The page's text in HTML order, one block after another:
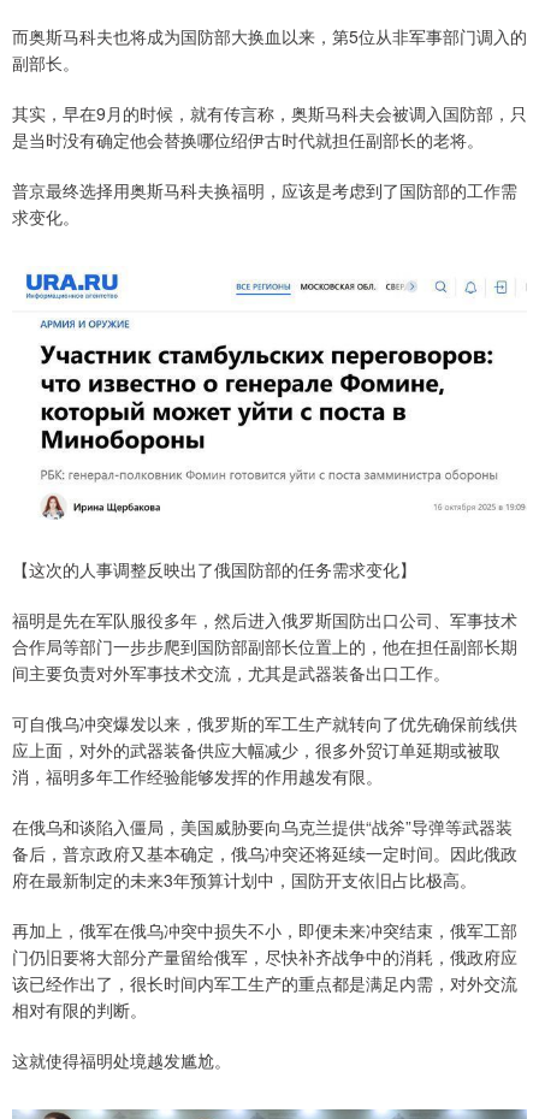
而奥斯马科夫也将成为国防部大换血以来，第5位从非军事部门调入的
副部长。
其实，早在9月的时候，就有传言称，奥斯马科夫会被调入国防部，只
是当时没有确定他会替换哪位绍伊古时代就担任副部长的老将。
普京最终选择用奥斯马科夫换福明，应该是考虑到了国防部的工作需
求变化。
【这次的人事调整反映出了俄国防部的任务需求变化】
福明是先在军队服役多年，然后进入俄罗斯国防出口公司、军事技术
合作局等部门一步步爬到国防部副部长位置上的，他在担任副部长期
间主要负责对外军事技术交流，尤其是武器装备出口工作。
可自俄乌冲突爆发以来，俄罗斯的军工生产就转向了优先确保前线供
应上面，对外的武器装备供应大幅减少，很多外贸订单延期或被取
消，福明多年工作经验能够发挥的作用越发有限。
在俄乌和谈陷入僵局，美国威胁要向乌克兰提供“战斧”导弹等武器装
备后，普京政府又基本确定，俄乌冲突还将延续一定时间。因此俄政
府在最新制定的未来3年预算计划中，国防开支依旧占比极高。
再加上，俄军在俄乌冲突中损失不小，即便未来冲突结束，俄军工部
门仍旧要将大部分产量留给俄军，尽快补齐战争中的消耗，俄政府应
该已经作出了，很长时间内军工生产的重点都是满足内需，对外交流
相对有限的判断。
这就使得福明处境越发尴尬。